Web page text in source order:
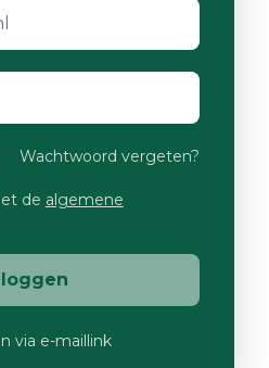
Wachtwoord vergeten?
de algemene
via e-maillink